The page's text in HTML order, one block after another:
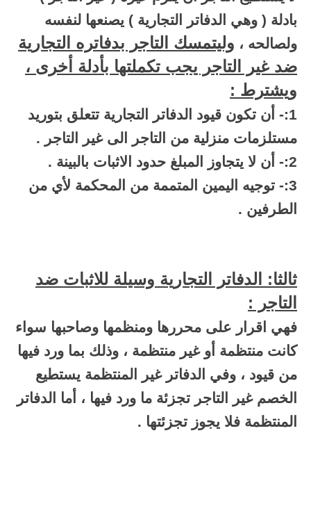
بادلة ( وهي الدفاتر التجارية ) يصنعها لنفسه
ولصالحه ، وليتمسك التاجر بدفاتره التجارية
ضد غير التاجر يجب تكملتها بأدلة أخرى ،
ويشترط :
1:- أن تكون قيود الدفاتر التجارية تتعلق بتوريد
مستلزمات منزلية من التاجر الى غير التاجر .
2:- أن لا يتجاوز المبلغ حدود الاثبات بالبينة .
3:- توجيه اليمين المتممة من المحكمة لأي من
الطرفين .
ثالثا: الدفاتر التجارية وسيلة للاثبات ضد
التاجر :
فهي اقرار على محررها ومنظمها وصاحبها سواء
كانت منتظمة أو غير منتظمة ، وذلك بما ورد فيها
من قيود ، وفي الدفاتر غير المنتظمة يستطيع
الخصم غير التاجر تجزئة ما ورد فيها ، أما الدفاتر
المنتظمة فلا يجوز تجزئتها .